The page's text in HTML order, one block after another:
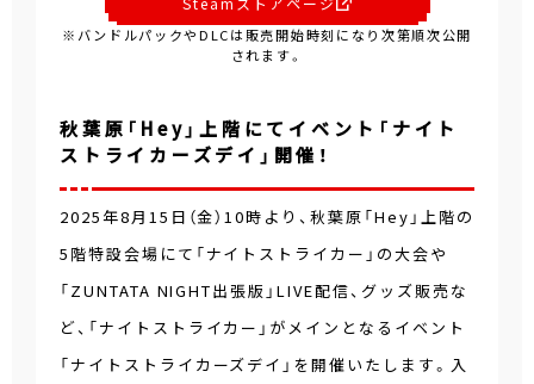
※バンドルパックやDLCは販売開始時刻になり次第順次公開
されます。
秋葉原「Hey」上階にてイベント「ナイト
ストライカーズデイ」開催！
2025年8月15日（金）10時より、秋葉原「Hey」上階の
5階特設会場にて「ナイトストライカー」の大会や
「ZUNTATA NIGHT出張版」LIVE配信、グッズ販売な
ど、「ナイトストライカー」がメインとなるイベント
「ナイトストライカーズデイ」を開催いたします。入